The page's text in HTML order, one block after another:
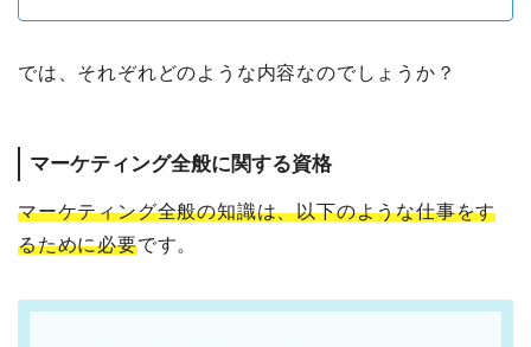
では、それぞれどのような内容なのでしょうか？
マーケティング全般に関する資格
マーケティング全般の知識は、以下のような仕事をす
るために必要です。